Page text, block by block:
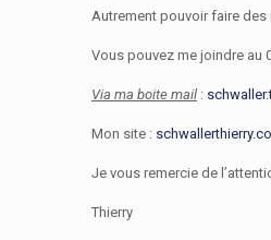
Autrement pouvoir faire des
Vous pouvez me joindre au
Via ma boite mail :
Mon site :
Je vous remercie de
Thierry